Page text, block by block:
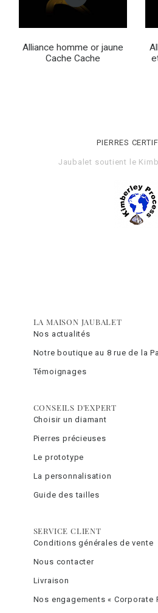
Alliance homme or jaune
Cache Cache
PIERRES
Jaubalet soutient le
LA MAISON JAUBALET
Nos actualités
Notre boutique au 8 rue de la
Témoignages
CONSEILS D'EXPERT
Choisir un diamant
Pierres précieuses
Le prototype
La personnalisation
Guide des tailles
SERVICE CLIENT
Conditions générales de vente
Nous contacter
Livraison
Nos engagements « Corporate